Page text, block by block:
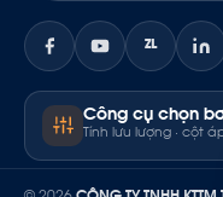
ZL
Công cụ chọn
Tính lưu lượng · cột